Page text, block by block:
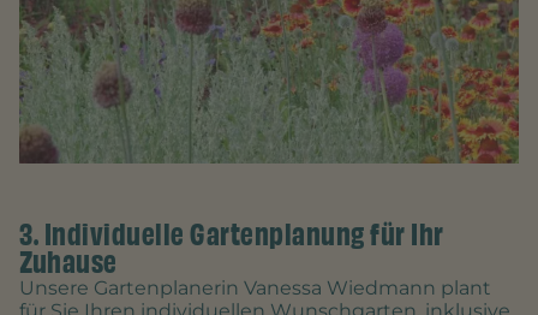
3. Individuelle Gartenplanung für Ihr
Zuhause
Unsere Gartenplanerin Vanessa Wiedmann plant